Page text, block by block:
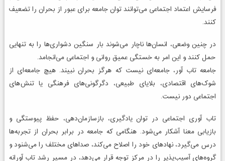
فرسایش اعتماد اجتماعی می‌توانند توان جامعه برای عبور از بحران را تضعیف
کنند.
در چنین وضعی، انسان‌ها ناچار می‌شوند بار سنگین دشواری‌ها را به تنهایی
حمل کنند و این امر به خستگی عمیق روانی و اجتماعی می‌انجامد.
جامعه تاب آور، جامعه‌ای نیست که هرگز بحران نبیند. هیچ جامعه‌ای از
شوک‌های اقتصادی، بلایای طبیعی، دگرگونی‌های فرهنگی یا تنش‌های
اجتماعی دور نیست.
تاب آوری اجتماعی در توان یادگیری، بازسازمان‌دهی، حفظ پیوستگی و
بازیابی معنا آشکار می‌شود. هنگامی که جامعه در برابر بحران از تجربه‌ها
درس می‌گیرد، نهادهای خود را اصلاح می‌کند، صداهای مختلف را می‌شنود و
گروه‌های آسیب‌پذیر را در مرکز توجه قرار می‌دهد، در مسیر رشد تاب آورانه